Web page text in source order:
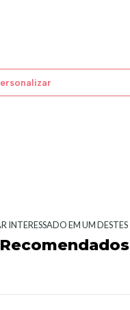
INTERESSADO EM UM DESTES